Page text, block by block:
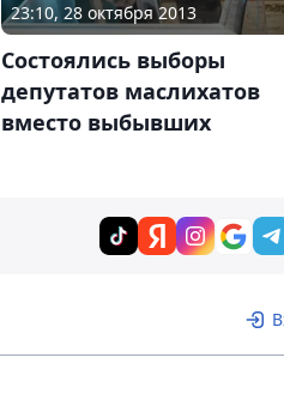
23:10, 28 октября 2013
Состоялись выборы
депутатов маслихатов
вместо выбывших